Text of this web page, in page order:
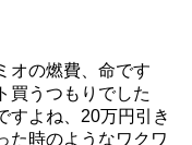
オの燃費、命です
買うつもりでした
すよね、20万円引き
た時のようなワクワ